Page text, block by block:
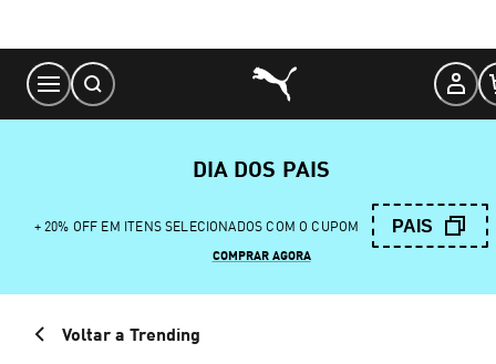
Content
DIA DOS PAIS
+ 20% OFF EM ITENS SELECIONADOS COM O CUPOM PAIS
COMPRAR AGORA
Voltar a Trending